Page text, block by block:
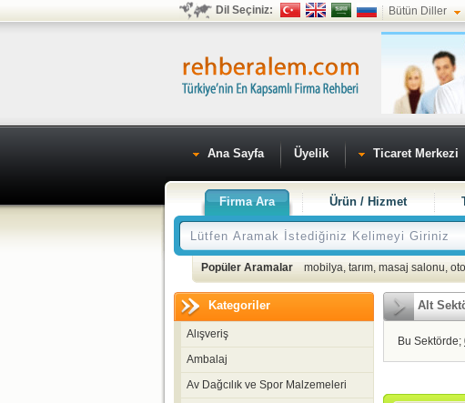
Dil Seçiniz: Bütün Diller
Ana Sayfa Üyelik Ticaret Merkezi
Firma Ara Ürün / Hizmet
Popüler Aramalar mobilya, tarım, masaj salonu,
Kategoriler
Alışveriş
Ambalaj
Av Dağcılık ve Spor Malzemeleri
Alt
Bu Sektörde;